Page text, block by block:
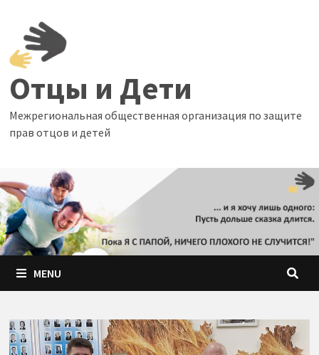
content
Отцы и Дети
Межрегиональная общественная организация по защите
прав отцов и детей
MENU